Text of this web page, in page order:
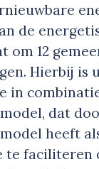
de
om 12
Hierbij is
in
dat
heeft
te faciliteren